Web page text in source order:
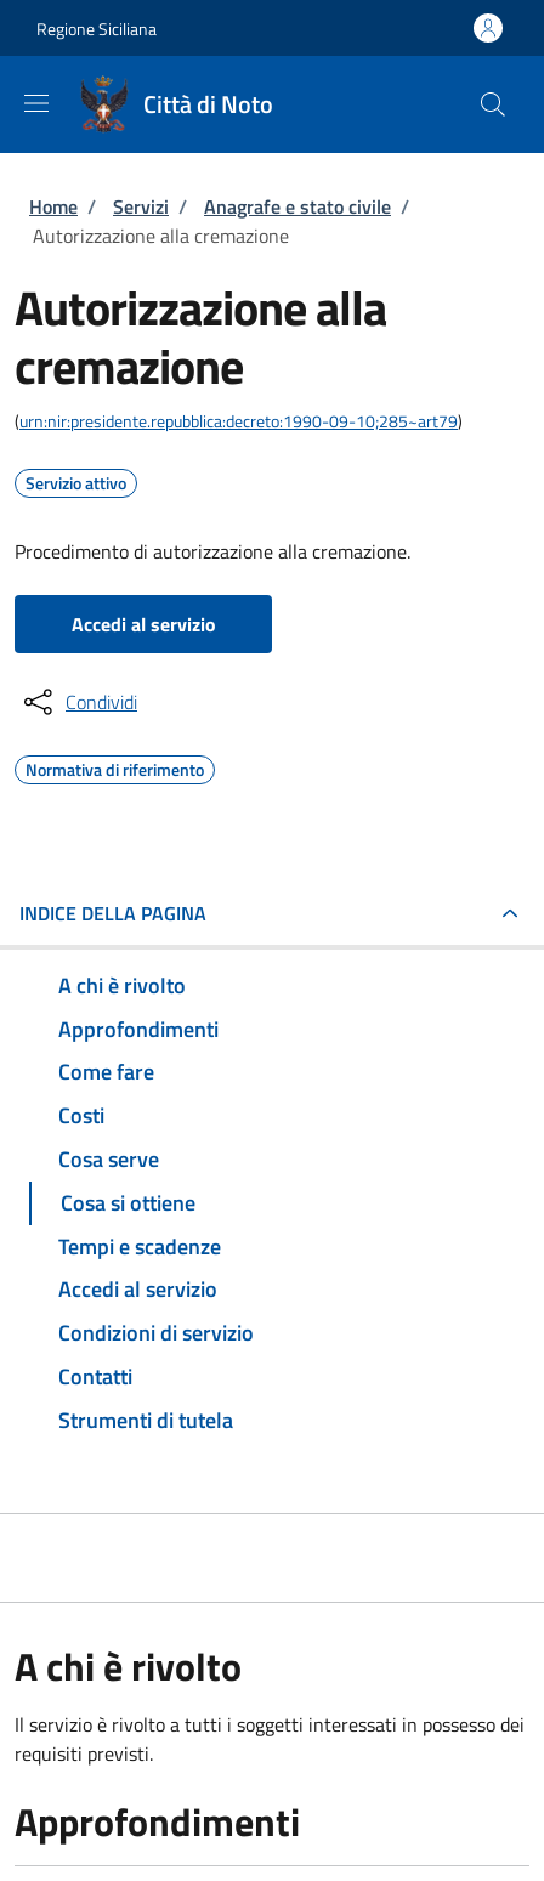
Regione Siciliana
Città di Noto
Briciole di pane
Home / Servizi / Anagrafe e stato civile /
Autorizzazione alla cremazione
Autorizzazione alla
cremazione
(urn:nir:presidente.repubblica:decreto:1990-09-10;285~art79)
Servizio attivo
Procedimento di autorizzazione alla cremazione.
Accedi al servizio
Condividi
Normativa di riferimento
INDICE DELLA PAGINA
A chi è rivolto
Approfondimenti
Come fare
Costi
Cosa serve
Cosa si ottiene
Tempi e scadenze
Accedi al servizio
Condizioni di servizio
Contatti
Strumenti di tutela
A chi è rivolto
Il servizio è rivolto a tutti i soggetti interessati in possesso dei
requisiti previsti.
Approfondimenti